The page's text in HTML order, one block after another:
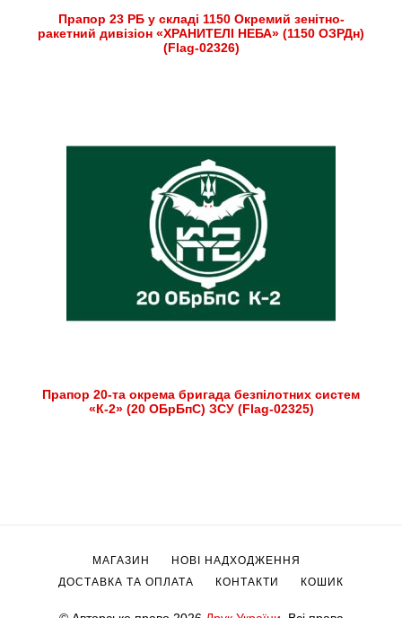
Прапор 23 РБ у складі 1150 Окремий зенітно-
ракетний дивізіон «ХРАНИТЕЛІ НЕБА» (1150 ОЗРДн)
(Flag-02326)
Прапор 20-та окрема бригада безпілотних систем
«К-2» (20 ОБрБпС) ЗСУ (Flag-02325)
МАГАЗИН
НОВІ НАДХОДЖЕННЯ
ДОСТАВКА ТА ОПЛАТА
КОНТАКТИ КОШИК